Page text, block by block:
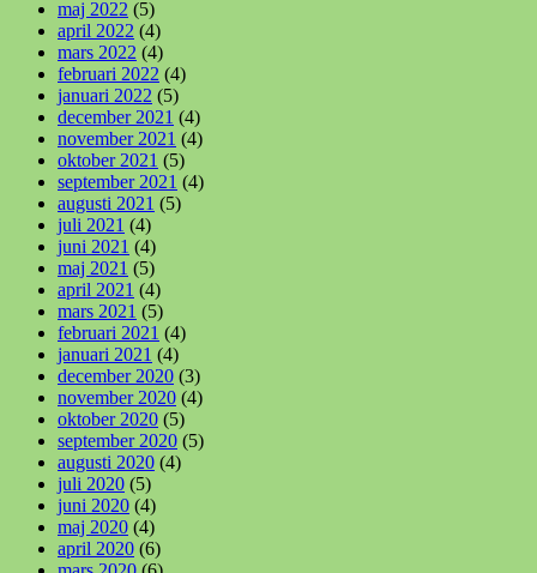
maj 2022 (5)
april 2022 (4)
mars 2022 (4)
februari 2022 (4)
januari 2022 (5)
december 2021 (4)
november 2021 (4)
oktober 2021 (5)
september 2021 (4)
augusti 2021 (5)
juli 2021 (4)
juni 2021 (4)
maj 2021 (5)
april 2021 (4)
mars 2021 (5)
februari 2021 (4)
januari 2021 (4)
december 2020 (3)
november 2020 (4)
oktober 2020 (5)
september 2020 (5)
augusti 2020 (4)
juli 2020 (5)
juni 2020 (4)
maj 2020 (4)
april 2020 (6)